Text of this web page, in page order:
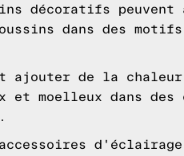
décoratifs
dans des
ajouter de la
et moelleux dans
d'éclairage